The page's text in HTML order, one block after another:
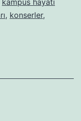
, konserler,